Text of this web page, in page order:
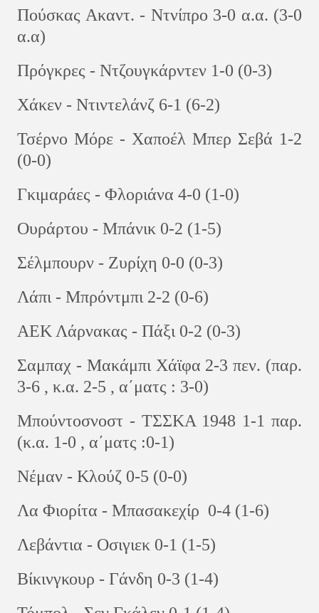
Πούσκας Ακαντ. - Ντνίπρο 3-0 α.α. (3-0
α.α)
Πρόγκρες - Ντζουγκάρντεν 1-0 (0-3)
Χάκεν - Ντιντελάνζ 6-1 (6-2)
Τσέρνο Μόρε - Χαποέλ Μπερ Σεβά 1-2
(0-0)
Γκιμαράες - Φλοριάνα 4-0 (1-0)
Ουράρτου - Μπάνικ 0-2 (1-5)
Σέλμπουρν - Ζυρίχη 0-0 (0-3)
Λάπι - Μπρόντμπι 2-2 (0-6)
ΑΕΚ Λάρνακας - Πάξι 0-2 (0-3)
Σαμπαχ - Μακάμπι Χάϊφα 2-3 πεν. (παρ.
3-6 , κ.α. 2-5 , α΄ματς : 3-0)
Μπούντοσνοστ - ΤΣΣΚΑ 1948 1-1 παρ.
(κ.α. 1-0 , α΄ματς :0-1)
Νέμαν - Κλούζ 0-5 (0-0)
Λα Φιορίτα - Μπασακεχίρ 0-4 (1-6)
Λεβάντια - Οσιγιεκ 0-1 (1-5)
Βίκινγκουρ - Γάνδη 0-3 (1-4)